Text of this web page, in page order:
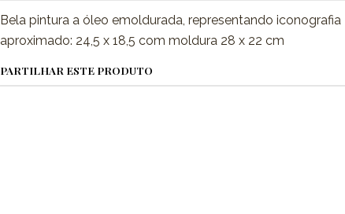
Bela pintura a óleo emoldurada, representando iconografia
aproximado: 24,5 x 18,5 com moldura 28 x 22 cm
PARTILHAR ESTE PRODUTO